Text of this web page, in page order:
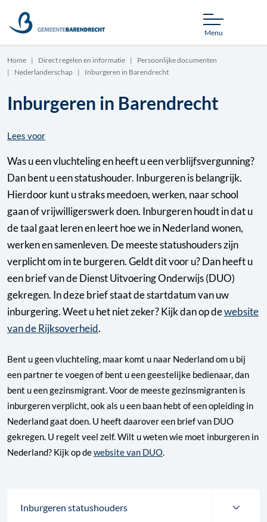
Menu
Home Direct regelen en informatie
Persoonlijke documenten
Nederlanderschap
Inburgeren in Barendrecht
Inburgeren in Barendrecht
Lees voor
Was u een vluchteling en heeft u een verblijfsvergunning?
Dan bent u een statushouder. Inburgeren is belangrijk.
Hierdoor kunt u straks meedoen, werken, naar school
gaan of vrijwilligerswerk doen. Inburgeren houdt in dat u
de taal gaat leren en leert hoe we in Nederland wonen,
werken en samenleven. De meeste statushouders zijn
verplicht om in te burgeren. Geldt dit voor u? Dan heeft u
een brief van de Dienst Uitvoering Onderwijs (DUO)
gekregen. In deze brief staat de startdatum van uw
inburgering. Weet u het niet zeker? Kijk dan op dewebsite
van de Rijksoverheid.
Bent u geen vluchteling, maar komt u naar Nederland om u bij
een partner te voegen of bent u een geestelijke bedienaar, dan
bent u een gezinsmigrant. Voor de meeste gezinsmigranten is
inburgeren verplicht, ook als u een baan hebt of een opleiding in
Nederland gaat doen. U heeft daarover een brief van DUO
gekregen. U regelt veel zelf. Wilt u weten wie moet inburgeren in
Nederland? Kijk op dewebsite van DUO.
Inburgeren statushouders